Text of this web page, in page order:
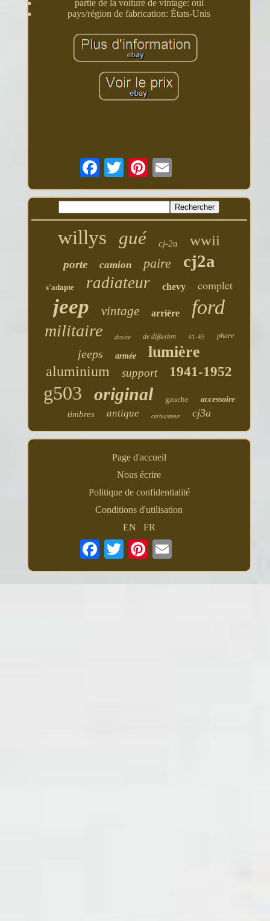
partie de la voiture de vintage: oui
pays/région de fabrication: États-Unis
willys gué cj-2a wwii
porte camion paire cj2a
s'adapte radiateur chevy complet
jeep vintage arrière ford
militaire droite de diffusion 41-45 phare
jeeps armée lumière
aluminium support 1941-1952
g503 original gauche accessoire
timbres antique carburateur cj3a
Page d'accueil
Nous écrire
Politique de confidentialité
Conditions d'utilisation
EN
FR